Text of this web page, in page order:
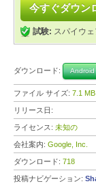
今すぐダウン
試験: スパイウ
ダウンロード: Android
ファイル サイズ: 7.1 MB
リリース日:
ライセンス: 未知の
会社案内: Google, Inc.
ダウンロード: 718
投稿ナビゲーション: